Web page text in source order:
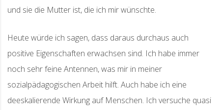
und sie die Mutter ist, die ich mir wünschte.
Heute würde ich sagen, dass daraus durchaus auch
positive Eigenschaften erwachsen sind. Ich habe immer
noch sehr feine Antennen, was mir in meiner
sozialpädagogischen Arbeit hilft. Auch habe ich eine
deeskalierende Wirkung auf Menschen. Ich versuche quasi